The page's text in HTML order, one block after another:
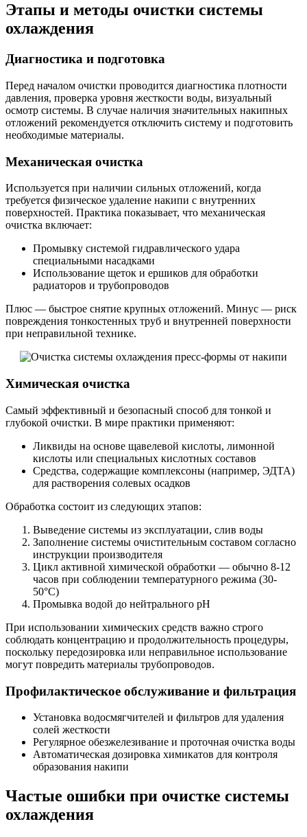
Этапы и методы очистки системы
охлаждения
Диагностика и подготовка
Перед началом очистки проводится диагностика плотности
давления, проверка уровня жесткости воды, визуальный
осмотр системы. В случае наличия значительных накипных
отложений рекомендуется отключить систему и подготовить
необходимые материалы.
Механическая очистка
Используется при наличии сильных отложений, когда
требуется физическое удаление накипи с внутренних
поверхностей. Практика показывает, что механическая
очистка включает:
Промывку системой гидравлического удара
специальными насадками
Использование щеток и ершиков для обработки
радиаторов и трубопроводов
Плюс — быстрое снятие крупных отложений. Минус — риск
повреждения тонкостенных труб и внутренней поверхности
при неправильной технике.
Химическая очистка
Самый эффективный и безопасный способ для тонкой и
глубокой очистки. В мире практики применяют:
Ликвиды на основе щавелевой кислоты, лимонной
кислоты или специальных кислотных составов
Средства, содержащие комплексоны (например, ЭДТА)
для растворения солевых осадков
Обработка состоит из следующих этапов:
Выведение системы из эксплуатации, слив воды
Заполнение системы очистительным составом согласно
инструкции производителя
Цикл активной химической обработки — обычно 8-12
часов при соблюдении температурного режима (30-
50°C)
Промывка водой до нейтрального pH
При использовании химических средств важно строго
соблюдать концентрацию и продолжительность процедуры,
поскольку передозировка или неправильное использование
могут повредить материалы трубопроводов.
Профилактическое обслуживание и фильтрация
Установка водосмягчителей и фильтров для удаления
солей жесткости
Регулярное обезжелезивание и проточная очистка воды
Автоматическая дозировка химикатов для контроля
образования накипи
Частые ошибки при очистке системы
охлаждения